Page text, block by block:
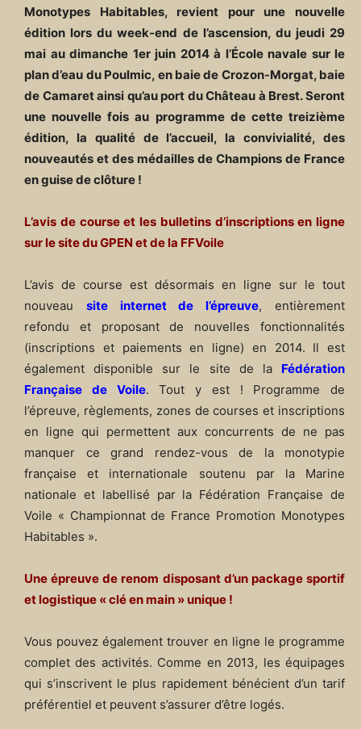
Monotypes Habitables, revient pour une nouvelle
édition lors du week-end de l’ascension, du jeudi 29
mai au dimanche 1er juin 2014 à l’École navale sur le
plan d’eau du Poulmic, en baie de Crozon-Morgat, baie
de Camaret ainsi qu’au port du Château à Brest. Seront
une nouvelle fois au programme de cette treizième
édition, la qualité de l’accueil, la convivialité, des
nouveautés et des médailles de Champions de France
en guise de clôture !
L’avis de course et les bulletins d’inscriptions en ligne
sur le site du GPEN et de la FFVoile
L’avis de course est désormais en ligne sur le tout
nouveau site internet de l’épreuve, entièrement
refondu et proposant de nouvelles fonctionnalités
(inscriptions et paiements en ligne) en 2014. Il est
également disponible sur le site de la Fédération
Française de Voile. Tout y est ! Programme de
l’épreuve, règlements, zones de courses et inscriptions
en ligne qui permettent aux concurrents de ne pas
manquer ce grand rendez-vous de la monotypie
française et internationale soutenu par la Marine
nationale et labellisé par la Fédération Française de
Voile « Championnat de France Promotion Monotypes
Habitables ».
Une épreuve de renom disposant d’un package sportif
et logistique « clé en main » unique !
Vous pouvez également trouver en ligne le programme
complet des activités. Comme en 2013, les équipages
qui s’inscrivent le plus rapidement bénécient d’un tarif
préférentiel et peuvent s’assurer d’être logés.